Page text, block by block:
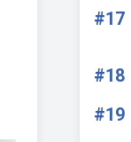
#17
#18
#19